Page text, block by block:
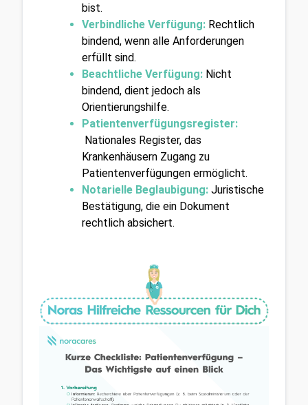
bist.
Verbindliche Verfügung: Rechtlich
bindend, wenn alle Anforderungen
erfüllt sind.
Beachtliche Verfügung: Nicht
bindend, dient jedoch als
Orientierungshilfe.
Patientenverfügungsregister:
Nationales Register, das
Krankenhäusern Zugang zu
Patientenverfügungen ermöglicht.
Notarielle Beglaubigung: Juristische
Bestätigung, die ein Dokument
rechtlich absichert.